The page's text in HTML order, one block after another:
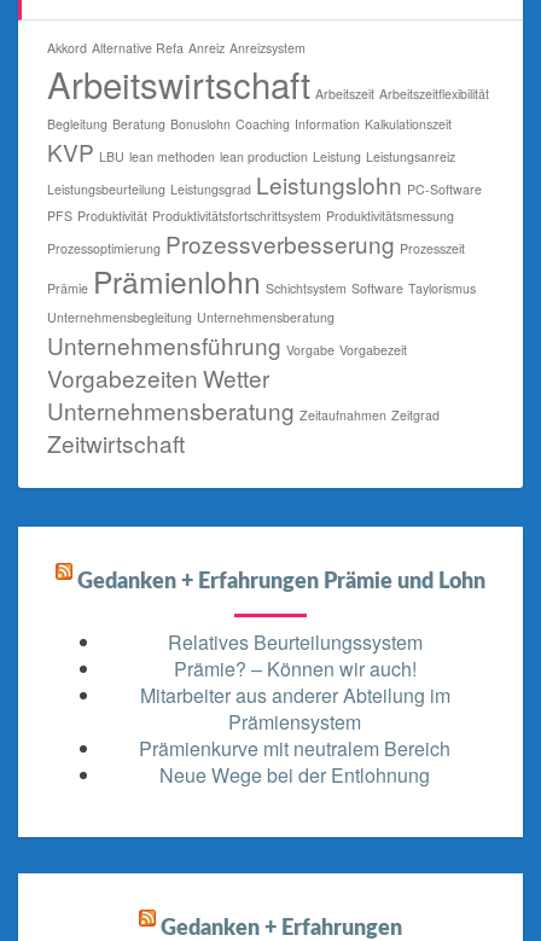
Akkord Alternative Refa Anreiz Anreizsystem
Arbeitswirtschaft Arbeitszeit Arbeitszeitflexibilität
Begleitung Beratung Bonuslohn Coaching Information Kalkulationszeit
KVP LBU lean methoden lean production Leistung Leistungsanreiz
Leistungsbeurteilung Leistungsgrad Leistungslohn PC-Software
PFS Produktivität Produktivitätsfortschrittsystem Produktivitätsmessung
Prozessoptimierung Prozessverbesserung Prozesszeit
Prämie Prämienlohn Schichtsystem Software Taylorismus
Unternehmensbegleitung Unternehmensberatung
Unternehmensführung Vorgabe Vorgabezeit
VorgabezeitenWetter
Unternehmensberatung Zeitaufnahmen Zeitgrad
Zeitwirtschaft
Gedanken + Erfahrungen Prämie und Lohn
Relatives Beurteilungssystem
Prämie? – Können wir auch!
Mitarbeiter aus anderer Abteilung im
Prämiensystem
Prämienkurve mit neutralem Bereich
Neue Wege bei der Entlohnung
Gedanken + Erfahrungen